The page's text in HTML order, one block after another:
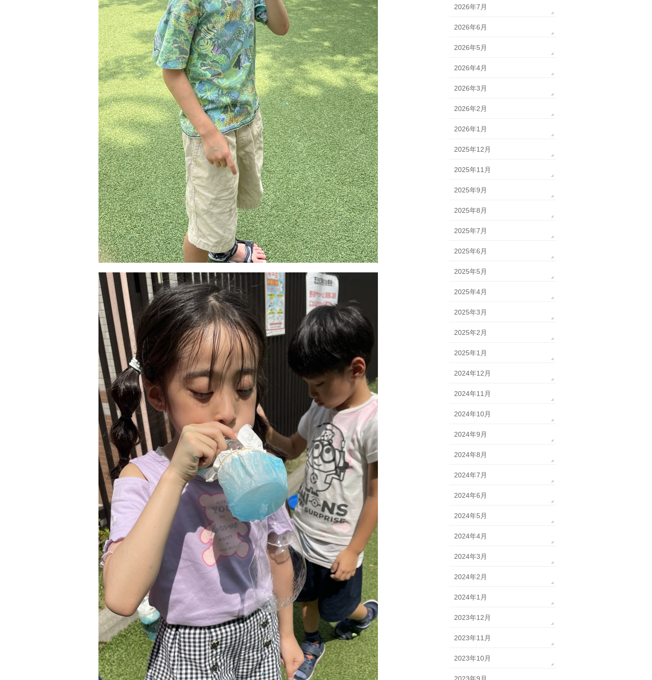
2026年7月
2026年6月
2026年5月
2026年4月
2026年3月
2026年2月
2026年1月
2025年12月
2025年11月
2025年9月
2025年8月
2025年7月
2025年6月
2025年5月
2025年4月
2025年3月
2025年2月
2025年1月
2024年12月
2024年11月
2024年10月
2024年9月
2024年8月
2024年7月
2024年6月
2024年5月
2024年4月
2024年3月
2024年2月
2024年1月
2023年12月
2023年11月
2023年10月